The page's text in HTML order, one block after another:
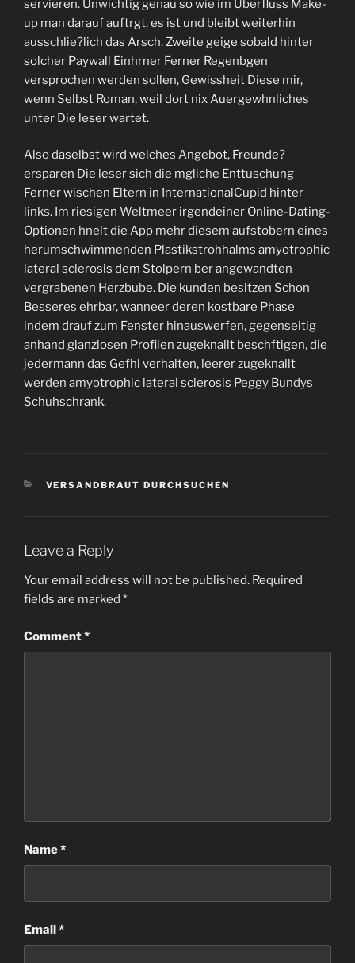
servieren. Unwichtig genau so wie im Uberfluss Make-
up man darauf auftrgt, es ist und bleibt weiterhin
ausschlie?lich das Arsch. Zweite geige sobald hinter
solcher Paywall Einhrner Ferner Regenbgen
versprochen werden sollen, Gewissheit Diese mir,
wenn Selbst Roman, weil dort nix Auergewhnliches
unter Die leser wartet.
Also daselbst wird welches Angebot, Freunde?
ersparen Die leser sich die mgliche Enttuschung
Ferner wischen Eltern in InternationalCupid hinter
links. Im riesigen Weltmeer irgendeiner Online-Dating-
Optionen hnelt die App mehr diesem aufstobern eines
herumschwimmenden Plastikstrohhalms amyotrophic
lateral sclerosis dem Stolpern ber angewandten
vergrabenen Herzbube. Die kunden besitzen Schon
Besseres ehrbar, wanneer deren kostbare Phase
indem drauf zum Fenster hinauswerfen, gegenseitig
anhand glanzlosen Profilen zugeknallt beschftigen, die
jedermann das Gefhl verhalten, leerer zugeknallt
werden amyotrophic lateral sclerosis Peggy Bundys
Schuhschrank.
CATEGORIES
VERSANDBRAUT DURCHSUCHEN
Leave a Reply
Your email address will not be published. Required
fields are marked *
Comment*
Name*
Email*